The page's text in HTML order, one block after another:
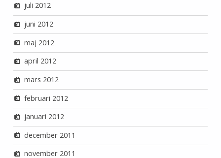
juli 2012
juni 2012
maj 2012
april 2012
mars 2012
februari 2012
januari 2012
december 2011
november 2011